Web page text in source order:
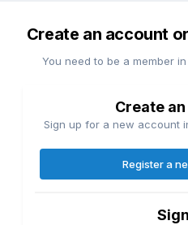
Create an account
You need to be a member
Create
Sign up for a new account
Register a